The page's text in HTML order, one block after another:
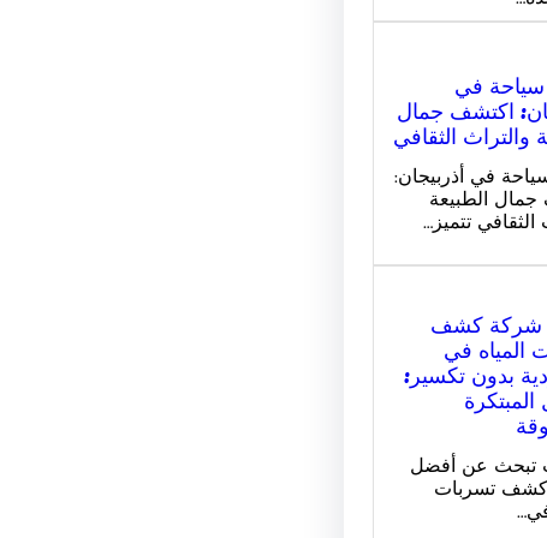
سياحة في
اكتشف جمال
والتراث الثقافي
في أذربيجان:
الطبيعة
الثقافي تتميز…
شركة كشف
المياه في
بدون تكسير:
تبحث عن أفضل
تسربات
في…